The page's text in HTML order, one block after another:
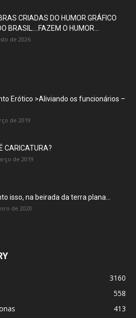
CRIADAS DO HUMOR GRÁFICO
BRASIL….FAZEM O HUMOR...
de 2026
Erótico >Aliviando os funcionários –
de 2019
CARICATURA?
de 2019
isso, na beirada da terra plana…
de 2020
3160
558
413